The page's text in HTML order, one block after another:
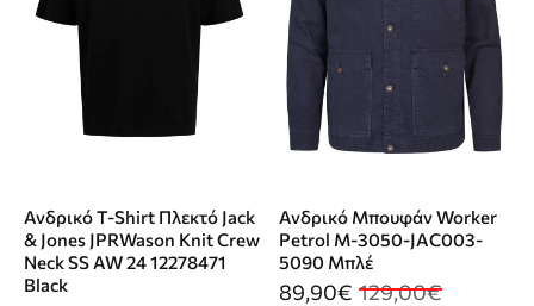
Ανδρικό T-Shirt Πλεκτό Jack
& Jones JPRWason Knit Crew
Neck SS AW 24 12278471
Black
Ανδρικό Μπουφάν Worker
Petrol M-3050-JAC003-
5090 Μπλέ
89,90€ 129,00€